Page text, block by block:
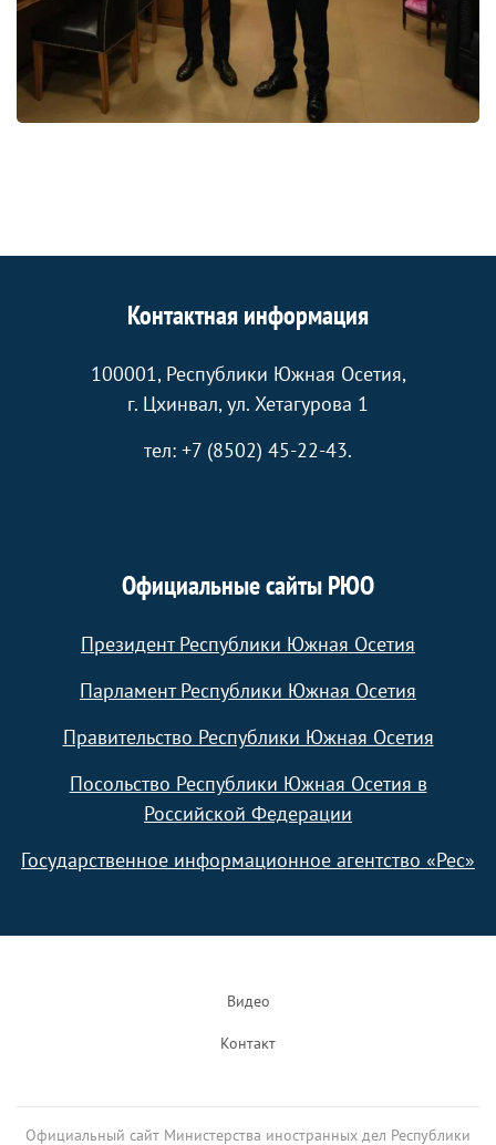
Контактная информация
100001, Республики Южная Осетия,
г. Цхинвал, ул. Хетагурова 1
тел: +7 (8502) 45-22-43.
Официальные сайты РЮО
Президент Республики Южная Осетия
Парламент Республики Южная Осетия
Правительство Республики Южная Осетия
Посольство Республики Южная Осетия в
Российской Федерации
Государственное информационное агентство «Рес»
Видео
Контакт
Официальный сайт Министерства иностранных дел Республики